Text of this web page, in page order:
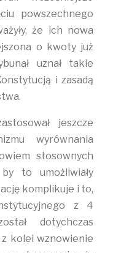
powszechnego
że ich nowa
o kwoty już
uznał takie
i zasadą
jeszcze
wyrównania
stosownych
to umożliwiały
komplikuje i to,
z 4
dotychczas
kolei wznowienie